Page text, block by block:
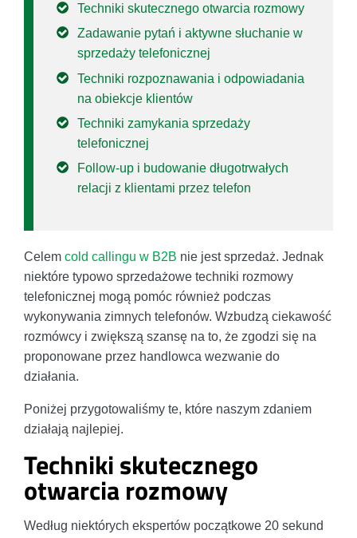
Techniki skutecznego otwarcia rozmowy
Zadawanie pytań i aktywne słuchanie w
sprzedaży telefonicznej
Techniki rozpoznawania i odpowiadania
na obiekcje klientów
Techniki zamykania sprzedaży
telefonicznej
Follow‑up i budowanie długotrwałych
relacji z klientami przez telefon
Celem cold callingu w B2B nie jest sprzedaż. Jednak
niektóre typowo sprzedażowe techniki rozmowy
telefonicznej mogą pomóc również podczas
wykonywania zimnych telefonów. Wzbudzą ciekawość
rozmówcy i zwiększą szansę na to, że zgodzi się na
proponowane przez handlowca wezwanie do
działania.
Poniżej przygotowaliśmy te, które naszym zdaniem
działają najlepiej.
Techniki skutecznego
otwarcia rozmowy
Według niektórych ekspertów początkowe 20 sekund